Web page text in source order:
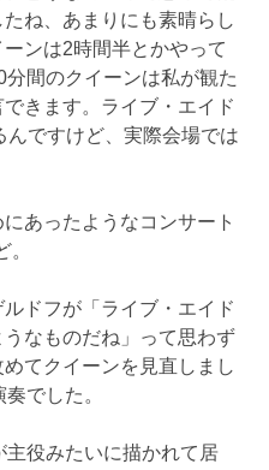
ね、あまりにも素晴らし
ンは2時間半とかやって
間のクイーンは私が観た
きます。ライブ・エイド
ですけど、実際会場では
あったようなコンサート
ルドフが「ライブ・エイド
なものだね」って思わず
てクイーンを見直しまし
でした。
主役みたいに描かれて居